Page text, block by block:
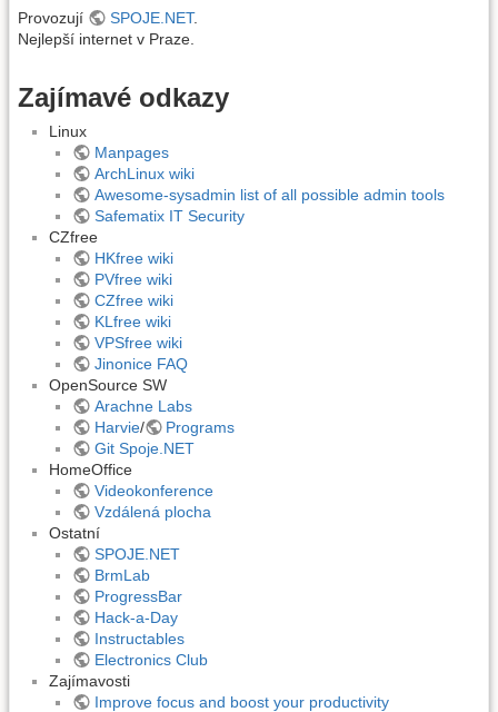
Provozují SPOJE.NET.
Nejlepší internet v Praze.
Zajímavé odkazy
Linux
Manpages
ArchLinux wiki
Awesome-sysadmin list of all possible admin tools
Safematix IT Security
CZfree
HKfree wiki
PVfree wiki
CZfree wiki
KLfree wiki
VPSfree wiki
Jinonice FAQ
OpenSource SW
Arachne Labs
Harvie/
Programs
Git Spoje.NET
HomeOffice
Videokonference
Vzdálená plocha
Ostatní
SPOJE.NET
BrmLab
ProgressBar
Hack-a-Day
Instructables
Electronics Club
Zajímavosti
Improve focus and boost your productivity